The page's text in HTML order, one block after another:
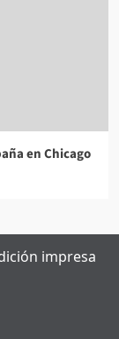
en Chicago
impresa